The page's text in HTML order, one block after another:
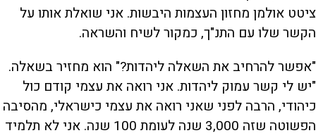
ציטט אולמן מחזון העצמות היבשות. אני שואלת אותו על
הקשר שלו עם התנ"ך, כמקור לשיח והשראה.
"אפשר להרחיב את השאלה ליהדות?" הוא מחזיר בשאלה.
"יש לי קשר עמוק ליהדות. אני רואה את עצמי קודם כול
כיהודי, הרבה לפני שאני רואה את עצמי כישראלי, מהסיבה
הפשוטה שזה 3,000 שנה לעומת 100 שנה. אני לא תלמיד